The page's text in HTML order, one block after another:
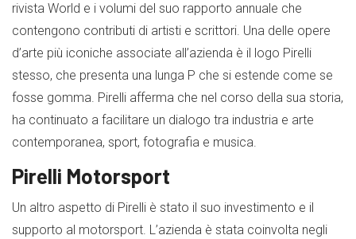
rivista World e i volumi del suo rapporto annuale che
contengono contributi di artisti e scrittori. Una delle opere
d’arte più iconiche associate all’azienda è il logo Pirelli
stesso, che presenta una lunga P che si estende come se
fosse gomma. Pirelli afferma che nel corso della sua storia,
ha continuato a facilitare un dialogo tra industria e arte
contemporanea, sport, fotografia e musica.
Pirelli Motorsport
Un altro aspetto di Pirelli è stato il suo investimento e il
supporto al motorsport. L’azienda è stata coinvolta negli